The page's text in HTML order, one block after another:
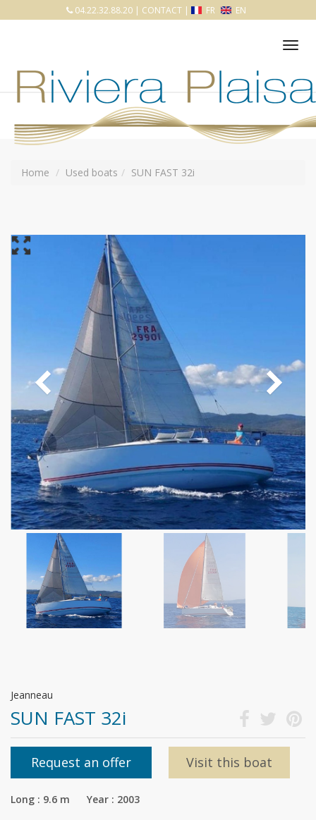
04.22.32.88.20 | CONTACT | FR EN
Home Used boats SUN FAST 32i
Jeanneau
SUN FAST 32i
Request an offer Visit this boat
Long : 9.6 m Year : 2003